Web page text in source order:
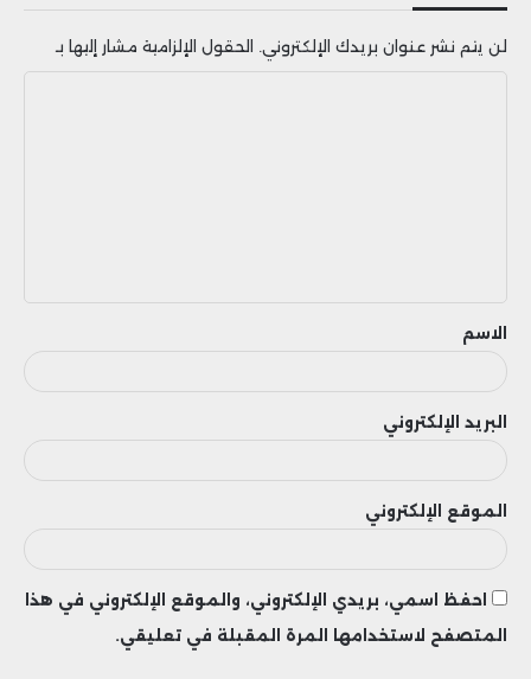
الاستباقي.
لن يتم نشر عنوان بريدك الإلكتروني. الحقول الإلزامية مشار إليها بـ
ق
الاسم
البريد الإلكتروني
الموقع الإلكتروني
احفظ اسمي، بريدي الإلكتروني، والموقع الإلكتروني في هذا
المتصفح لاستخدامها المرة المقبلة في تعليقي.